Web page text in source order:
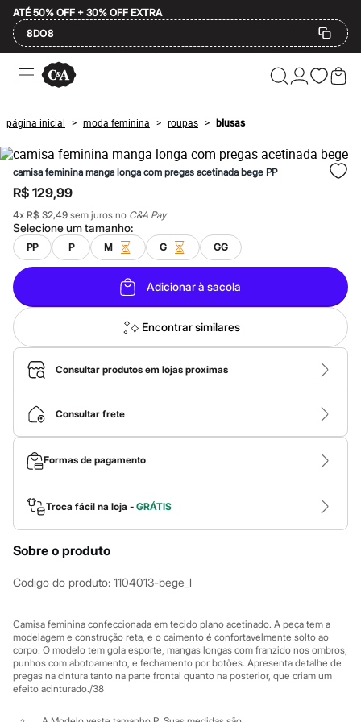
ATÉ 50% OFF + 30% OFF EXTRA
8DO8
Ofertas
Compre por Departamento
Masculino
Infantil
Calçados
Plus Size
2 calçados por R$189
2 peças por R$199
3 lingeries por R$99
3 itens de beleza por R$129
Até 20% off
Até 40% off
Até 60% off
A partir de 60% off
Feminino
Em alta
Inverno
Alfaiataria
Novidades
Roupas
Blusas e Camisetas
Básicos
Calças
Casacos e Jaquetas
Jeans
Macacões
Saias
Shorts e Bermudas
Vestidos
Acessórios
Bolsas
Bijoux
Óculos
Botas
Chinelos
Rasteirinhas
Sandálias
Sapatilhas
Tênis
página inicial > moda feminina > roupas > blusas
camisa feminina manga longa com pregas acetinada bege PP
R$ 129,99
4x R$ 32,49 sem juros no C&A Pay
Selecione umtamanho:
PP P M G GG
Adicionar à sacola
Encontrar similares
Consultar produtos em lojas proximas
Consultar frete
Formas de pagamento
Troca fácil na loja - GRÁTIS
Sobre o produto
Codigo do produto: 1104013-bege_l
Camisa feminina confeccionada em tecido plano acetinado. A peça tem a
modelagem e construção reta, e o caimento é confortavelmente solto ao
corpo. O modelo tem gola esporte, mangas longas com franzido nos ombros,
punhos com abotoamento, e fechamento por botões. Apresenta detalhe de
pregas na cintura tanto na parte frontal quanto na posterior, que criam um
efeito acinturado./38